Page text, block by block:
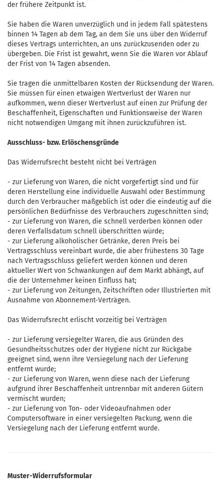
der frühere Zeitpunkt ist.
Sie haben die Waren unverzüglich und in jedem Fall spätestens
binnen 14 Tagen ab dem Tag, an dem Sie uns über den Widerruf
dieses Vertrags unterrichten, an uns zurückzusenden oder zu
übergeben. Die Frist ist gewahrt, wenn Sie die Waren vor Ablauf
der Frist von 14 Tagen absenden.
Sie tragen die unmittelbaren Kosten der Rücksendung der Waren.
Sie müssen für einen etwaigen Wertverlust der Waren nur
aufkommen, wenn dieser Wertverlust auf einen zur Prüfung der
Beschaffenheit, Eigenschaften und Funktionsweise der Waren
nicht notwendigen Umgang mit ihnen zurückzuführen ist.
Ausschluss- bzw. Erlöschensgründe
Das Widerrufsrecht besteht nicht bei Verträgen
- zur Lieferung von Waren, die nicht vorgefertigt sind und für
deren Herstellung eine individuelle Auswahl oder Bestimmung
durch den Verbraucher maßgeblich ist oder die eindeutig auf die
persönlichen Bedürfnisse des Verbrauchers zugeschnitten sind;
- zur Lieferung von Waren, die schnell verderben können oder
deren Verfallsdatum schnell überschritten würde;
- zur Lieferung alkoholischer Getränke, deren Preis bei
Vertragsschluss vereinbart wurde, die aber frühestens 30 Tage
nach Vertragsschluss geliefert werden können und deren
aktueller Wert von Schwankungen auf dem Markt abhängt, auf
die der Unternehmer keinen Einfluss hat;
- zur Lieferung von Zeitungen, Zeitschriften oder Illustrierten mit
Ausnahme von Abonnement-Verträgen.
Das Widerrufsrecht erlischt vorzeitig bei Verträgen
- zur Lieferung versiegelter Waren, die aus Gründen des
Gesundheitsschutzes oder der Hygiene nicht zur Rückgabe
geeignet sind, wenn ihre Versiegelung nach der Lieferung
entfernt wurde;
- zur Lieferung von Waren, wenn diese nach der Lieferung
aufgrund ihrer Beschaffenheit untrennbar mit anderen Gütern
vermischt wurden;
- zur Lieferung von Ton- oder Videoaufnahmen oder
Computersoftware in einer versiegelten Packung, wenn die
Versiegelung nach der Lieferung entfernt wurde.
Muster-Widerrufsformular